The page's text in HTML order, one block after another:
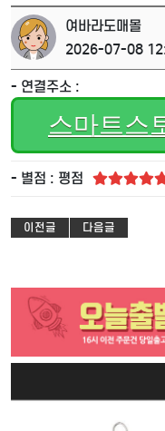
여바라도매몰
2026-07-08
- 연결주소 :
스마트스
- 별점 : 평점
이전글 다음글